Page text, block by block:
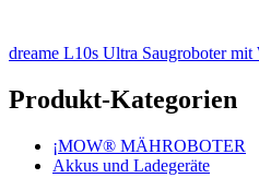
dreame L10s Ultra Saugroboter
Produkt-Kategorien
¡MOW® MÄHROBOTER
Akkus und Ladegeräte